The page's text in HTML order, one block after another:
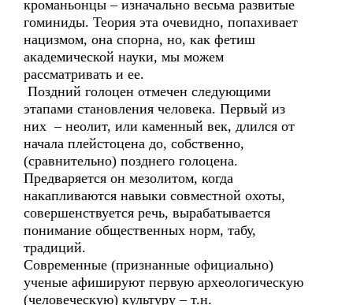
кроманьонцы – изначально весьма развитые
гоминиды. Теория эта очевидно, попахивает
нацизмом, она спорна, но, как фетиш
академической науки, мы можем
рассматривать и ее.
Поздний голоцен отмечен следующими
этапами становления человека. Первый из
них – неолит, или каменный век, длился от
начала плейстоцена до, собственно,
(сравнительно) позднего голоцена.
Предваряется он мезолитом, когда
накапливаются навыки совместной охоты,
совершенствуется речь, вырабатывается
понимание общественных норм, табу,
традиций.
Современные (признанные официально)
ученые афишируют первую археологическую
(человеческую) культуру – т.н.